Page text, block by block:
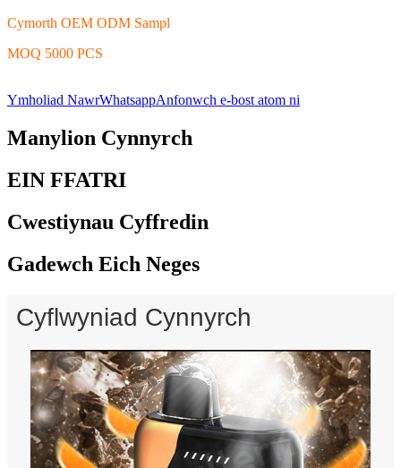
Cymorth OEM ODM Sampl
MOQ 5000 PCS
Ymholiad NawrWhatsappAnfonwch e-bost atom ni
Manylion Cynnyrch
EIN FFATRI
Cwestiynau Cyffredin
Gadewch Eich Neges
Cyflwyniad Cynnyrch